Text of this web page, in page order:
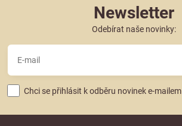
Newsletter
Odebírat naše novinky:
Chci se přihlásit k odběru novinek e-mailem